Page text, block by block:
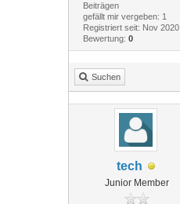
Beiträgen
gefällt mir vergeben: 1
Registriert seit: Nov 2020
Bewertung: 0
Suchen
tech
Junior Member